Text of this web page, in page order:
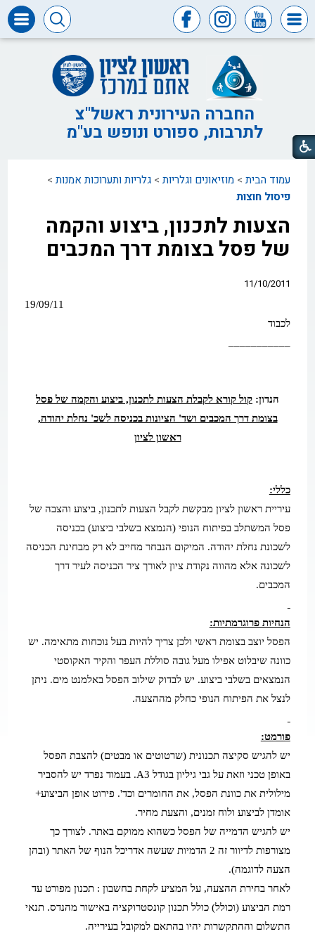
ומכרזים
חופש
המידע
דבר
ראש
דבר
המנכ"ל
דירקטוריון
החברה
החברה העירונית ראשל"צ
לתרבות, ספורט ונופש בע"מ
עמוד הבית >מוזיאונים וגלריות >גלריות ותערוכות אמנות >
פיסול חוצות
הצעות לתכנון, ביצוע והקמה
של פסל בצומת דרך המכבים
11/10/2011
לכבוד
הנדון: קול קורא לקבלת הצעות לתכנון, ביצוע והקמה של פסל
בצומת דרך המכבים ושד' הציונות בכניסה לשכ' נחלת יהודה,
ראשון לציון
כללי:
עיריית ראשון לציון מבקשת לקבל הצעות לתכנון, ביצוע והצבה של
פסל המשתלב בפיתוח הנופי (הנמצא בשלבי ביצוע) בכניסה
לשכונת נחלת יהודה. המיקום הנבחר מחייב לא רק מבחינת הכניסה
לשכונה אלא מהווה נקודת ציון לאורך ציר הכניסה לעיר דרך
המכבים.
הנחיות פרוגרמתיות:
הפסל יוצב בצומת ראשי ולכן צריך להיות בעל נוכחות מתאימה. יש
כוונה שיבלוט אפילו מעל גובה סוללת העפר והקיר האקוסטי
הנמצאים בשלבי ביצוע. יש לבדוק שילוב הפסל באלמנט מים. ניתן
לנצל את הפיתוח הנופי כחלק מההצעה.
פורמט:
יש להגיש סקיצה תכנונית (שרטוטים או מבטים) להצבת הפסל
באופן טכני וזאת על גבי גיליון בגודל 3
A. בעמוד נפרד יש להסביר
מילולית את כוונת הפסל, את החומרים וכד'. פירוט אופן הביצוע+
אומדן לביצוע ולוח זמנים, והצעת מחיר.
יש להגיש הדמייה של הפסל כשהוא ממוקם באתר. לצורך כך
מצורפות לדיוור זה 2 הדמיות שעשה אדריכל הנוף של האתר (ובהן
הצעה לדוגמה).
לאחר בחירת ההצעה, על המציע לקחת בחשבון : תכנון מפורט עד
רמת הביצוע (וכולל) כולל תכנון קונסטרוקציה באישור מהנדס. תנאי
התשלום וההתקשרות יהיו בהתאם למקובל בעירייה.